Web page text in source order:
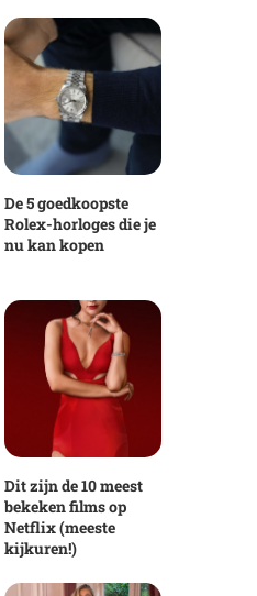
De 5 goedkoopste
Rolex-horloges die je
nu kan kopen
Dit zijn de 10 meest
bekeken films op
Netflix (meeste
kijkuren!)